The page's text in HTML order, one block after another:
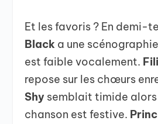
Et les favoris ? En demi-
Black a une
est faible vocalement.
repose sur les chœurs
Shy semblait timide alors
chanson est festive.